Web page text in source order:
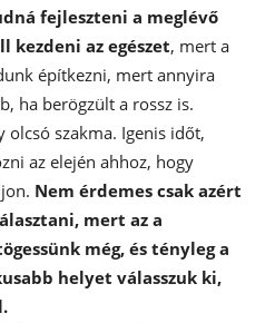
fejleszteni a meglévő
kezdeni az egészet, mert a
építkezni, mert annyira
ha berögzült a rossz is.
olcsó szakma. Igenis időt,
az elején ahhoz, hogy
Nem érdemes csak azért
mert az a
még, és tényleg a
helyet válasszuk ki,